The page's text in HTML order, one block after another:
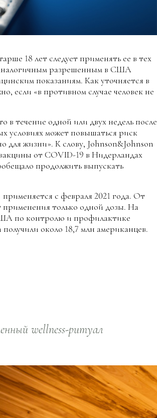
18 лет следует применять ее в тех
аналогичным разрешенным в США
показаниям. Как уточняется в
если «в противном случае человек не
течение одной или двух недель после
условиях может повышаться риск
для жизни». К слову, Johnson&Johnson
от COVID-19 в Нидерландах
продолжить выпускать
с февраля 2021 года. От
применения только одной дозы. На
по контролю и профилактике
около 18,7 млн американцев.
wellness-ритуал